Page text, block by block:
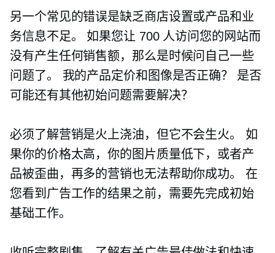
另一个常见的错误是缺乏商店设置或产品和业
务信息不足。 如果您让 700 人访问您的网站而
没有产生任何销售额，那么是时候问自己一些
问题了。 我的产品定价和图像是否正确？ 是否
可能还有其他初始问题需要解决？
必须了解营销是火上浇油，但它不会生火。 如
果你的价格太高，你的图片质量低下，或者产
品被歪曲，再多的营销也无法帮助你成功。 在
您看到广告工作的结果之前，需要先完成初始
基础工作。